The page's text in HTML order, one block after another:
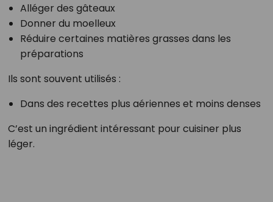
Alléger des gâteaux
Donner du moelleux
Réduire certaines matières grasses dans les
préparations
Ils sont souvent utilisés :
Dans des recettes plus aériennes et moins denses
C’est un ingrédient intéressant pour cuisiner plus
léger.